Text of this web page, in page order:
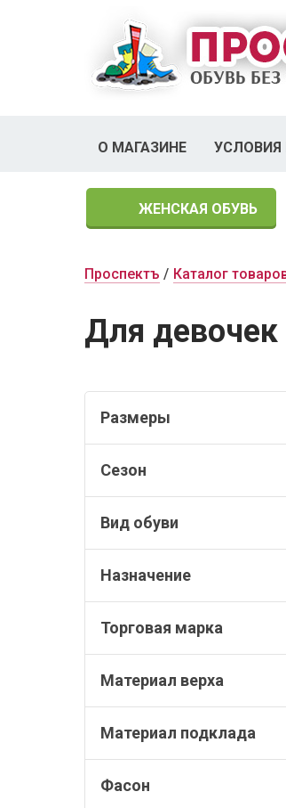
О МАГАЗИНЕ УСЛОВИЯ
ЖЕНСКАЯ ОБУВЬ
Проспектъ Каталог
Для девочек
Размеры
Сезон
Вид обуви
Назначение
Торговая марка
Материал верха
Материал подклада
Фасон